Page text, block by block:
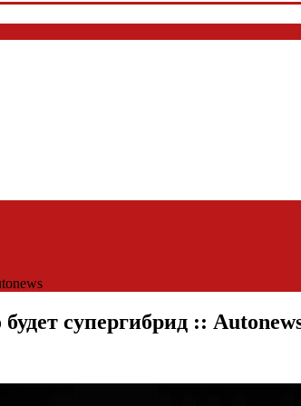
супергибрид ::